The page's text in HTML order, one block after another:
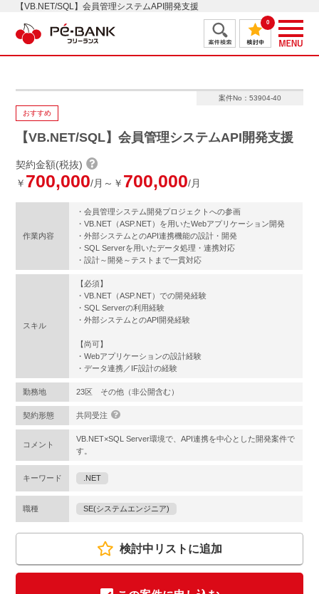
【VB.NET/SQL】会員管理システムAPI開発支援
0
案件No：53904-40
おすすめ
【VB.NET/SQL】会員管理システムAPI開発支援
契約金額(税抜)
￥ 700,000/月～￥ 700,000/月
作業内容
・会員管理システム開発プロジェクトへの参画
・VB.NET（ASP.NET）を用いたWebアプリケーション開発
・外部システムとのAPI連携機能の設計・開発
・SQL Serverを用いたデータ処理・連携対応
・設計～開発～テストまで一貫対応
スキル
【必須】
・VB.NET（ASP.NET）での開発経験
・SQL Serverの利用経験
・外部システムとのAPI開発経験
【尚可】
・Webアプリケーションの設計経験
・データ連携／IF設計の経験
勤務地 23区 その他（非公開含む）
契約形態 共同受注
コメント
VB.NET×SQL Server環境で、API連携を中心とした開発案件で
す。
キーワード .NET
職種 SE(システムエンジニア)
検討中リストに追加